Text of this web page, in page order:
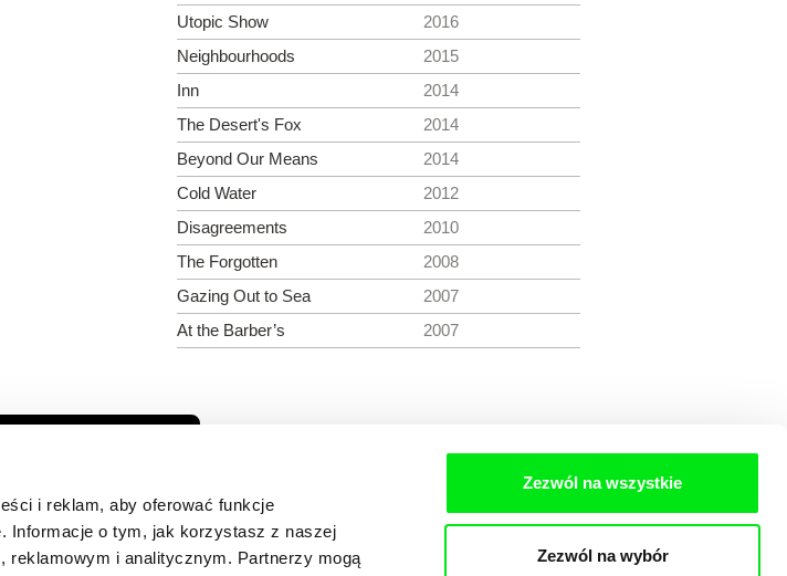
i reklam, aby oferować funkcje
Informacje o tym, jak korzystasz z naszej
reklamowym i analitycznym. Partnerzy mogą
Zezwól na wszystkie
Zezwól na wybór
Utopic Show
2016
Neighbourhoods
2015
Inn
2014
The Desert's Fox
2014
Beyond Our Means
2014
Cold Water
2012
Disagreements
2010
The Forgotten
2008
Gazing Out to Sea
2007
At the Barber’s
2007